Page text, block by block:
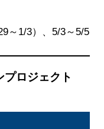
～1/3）、5/3～5/5
ロジェクト